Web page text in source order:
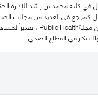
في كلية محمد بن راشد للإدارة
في العديد من مجلات
في القطاع الصحي.